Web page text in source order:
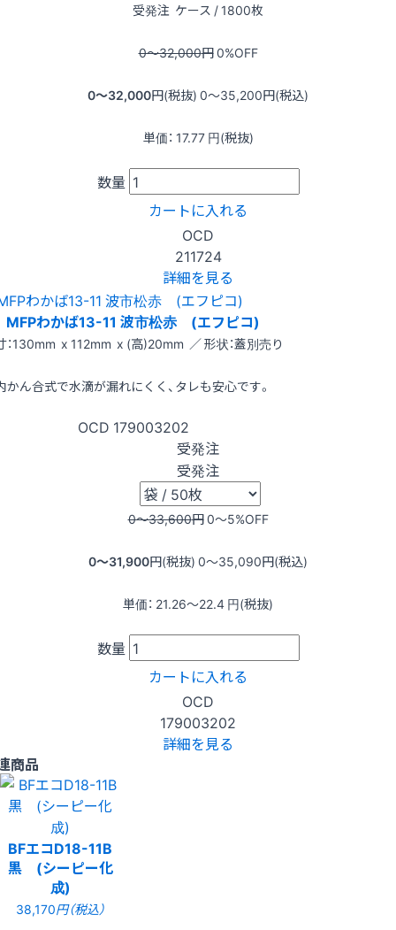
受発注 ケース / 1800枚
0〜32,000円0%OFF
0〜32,000円(税抜) 0〜35,200円(税込)
単価： 17.77 円(税抜)
数量
カートに入れる
OCD
211724
詳細を見る
MFPわかば13-11 波市松赤 (エフピコ)
：130mm x 112mm x (高)20mm ／ 形状：蓋別売り
かん合式で水滴が漏れにくく、タレも安心です。
OCD 179003202
受発注
受発注
0〜33,600円0〜5%OFF
0〜31,900円(税抜) 0〜35,090円(税込)
単価： 21.26〜22.4 円(税抜)
数量
カートに入れる
OCD
179003202
詳細を見る
商品
BFエコD18-11B
黒 (シーピー化
成)
38,170円（税込）